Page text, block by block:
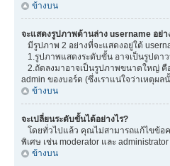
ข้างบน
จะแสดงรูปภาพด้านล่าง username อย่า
มีรูปภาพ 2 อย่างที่จะแสดงอยู่ใต้
1.รูปภาพแสดงระดับขั้น อาจเป็นรูปดา
2.ถัดลงมาอาจเป็นรูปภาพขนาดใหญ่ คื
admin ของบอร์ด (ซึ่งเราแน่ใจว่าเหตุผล
ข้างบน
จะเปลี่ยนระดับขั้นได้อย่างไร?
โดยทั่วไปแล้ว คุณไม่สามารถแก้ไขข้อ
พิเศษ เช่น moderator และ
ข้างบน